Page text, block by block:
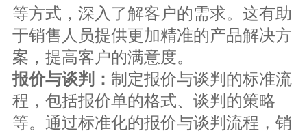
等方式，深入了解客户的需求。这有助
于销售人员提供更加精准的产品解决方
案，提高客户的满意度。
报价与谈判： 制定报价与谈判的标准流
程，包括报价单的格式、谈判的策略
等。通过标准化的报价与谈判流程，销